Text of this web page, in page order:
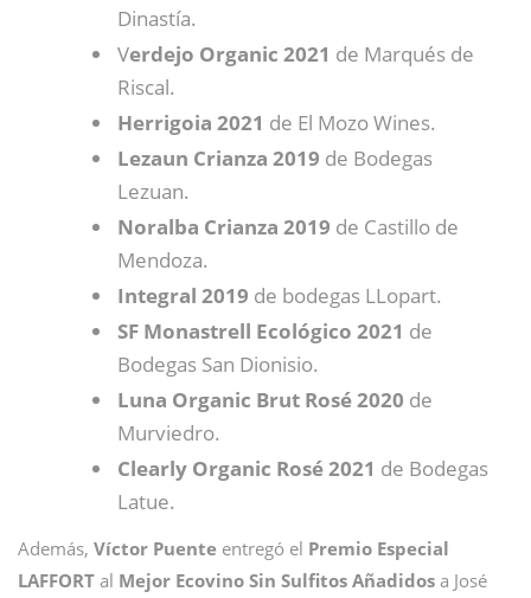
Dinastía.
Verdejo Organic 2021 de Marqués de
Riscal.
Herrigoia 2021 de El Mozo Wines.
Lezaun Crianza 2019 de Bodegas
Lezuan.
Noralba Crianza 2019 de Castillo de
Mendoza.
Integral 2019 de bodegas LLopart.
SF Monastrell Ecológico 2021 de
Bodegas San Dionisio.
Luna Organic Brut Rosé 2020 de
Murviedro.
Clearly Organic Rosé 2021 de Bodegas
Latue.
Además, Víctor Puente entregó el Premio Especial
LAFFORT al Mejor Ecovino Sin Sulfitos Añadidos a José